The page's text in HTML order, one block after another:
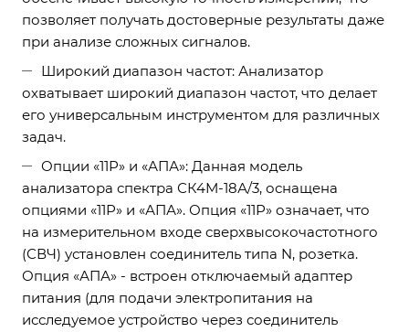
позволяет получать достоверные результаты даже
при анализе сложных сигналов.
Широкий диапазон частот: Анализатор
охватывает широкий диапазон частот, что делает
его универсальным инструментом для различных
задач.
Опции «11Р» и «АПА»: Данная модель
анализатора спектра СК4М-18А/3, оснащена
опциями «11Р» и «АПА». Опция «11Р» означает, что
на измерительном входе сверхвысокочастотного
(СВЧ) установлен соединитель типа N, розетка.
Опция «АПА» - встроен отключаемый адаптер
питания (для подачи электропитания на
исследуемое устройство через соединитель